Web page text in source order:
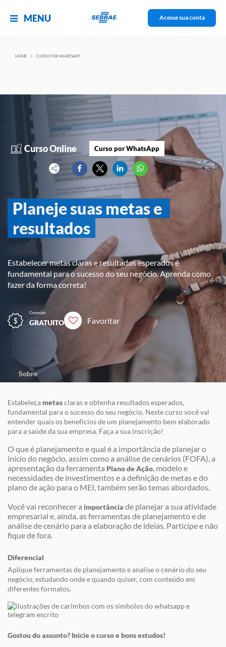
MENU Acesse sua conta
HOME CURSO POR WHATSAPP
Curso por WhatsApp
Curso Online Curso por WhatsApp
Planeje suas metas e
resultados
Estabelecer metas claras e resultados esperados é
fundamental para o sucesso do seu negócio. Aprenda como
fazer da forma correta!
Conteúdo
GRATUITO Favoritar
Sobre
Estabeleça metasclaras e obtenha resultados esperados,
fundamental para o sucesso do seu negócio. Neste curso você vai
entender quais os benefícios de um planejamento bem elaborado
para a saúde da sua empresa. Faça a sua inscrição!
O que é planejamento e qual é a importância de planejar o
início do negócio, assim como a análise de cenários (FOFA), a
apresentação da ferramenta Plano de Ação, modelo e
necessidades de investimentos e a definição de metas e do
plano de ação para o MEI, também serão temas abordados.
Você vai reconhecer a importância de planejar a sua atividade
empresarial e, ainda, as ferramentas de planejamento e de
análise de cenário para a elaboração de ideias. Participe e não
fique de fora.
Diferencial
Aplique ferramentas de planejamento e analise o cenário do seu
negócio, estudando onde e quando quiser, com conteúdo em
diferentes formatos.
Gostou do assunto? Inicie o curso e bons estudos!